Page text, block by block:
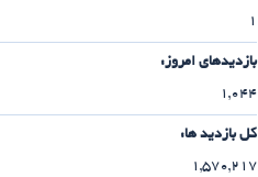
1
بازدیدهای امروز:
1,044
کل بازدید ها:
1,570,217